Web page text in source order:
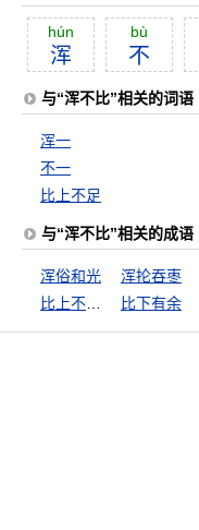
hún
浑
bù
不
与“浑不比”相关的词语
浑一
不一
比上不足
与“浑不比”相关的成语
浑俗和光 浑抡吞枣
比下有余